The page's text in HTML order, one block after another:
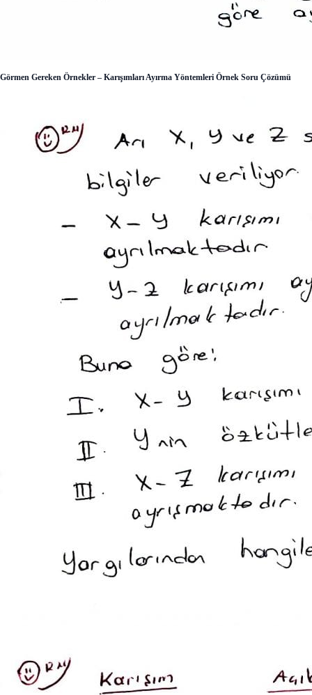
Görmen Gereken Örnekler – Karışımları Ayırma Yöntemleri Örnek Soru Çözümü